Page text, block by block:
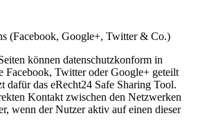
(Facebook, Google+, Twitter & Co.)
können datenschutzkonform in
Facebook, Twitter oder Google+ geteilt
dafür das eRecht24 Safe Sharing Tool.
Kontakt zwischen den Netzwerken
wenn der Nutzer aktiv auf einen dieser